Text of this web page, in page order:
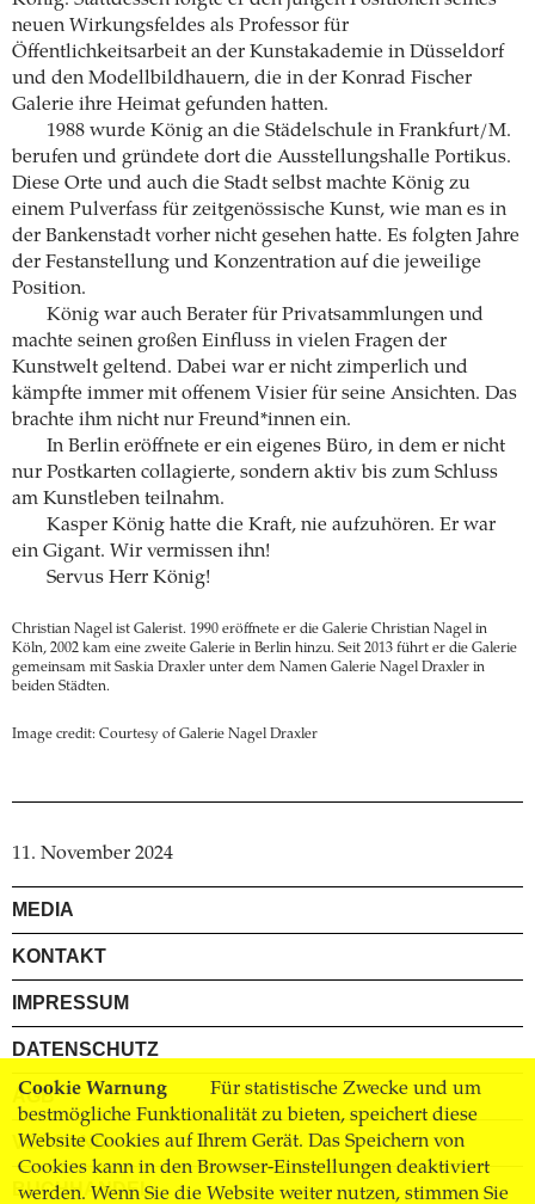
Cookie Warnung
Für statistische Zwecke und um
bestmögliche Funktionalität zu bieten, speichert diese
Website Cookies auf Ihrem Gerät. Das Speichern von
Cookies kann in den Browser-Einstellungen deaktiviert
werden. Wenn Sie die Website weiter nutzen, stimmen Sie
neuen Wirkungsfeldes als Professor für
Öffentlichkeitsarbeit an der Kunstakademie in Düsseldorf
und den Modellbildhauern, die in der Konrad Fischer
Galerie ihre Heimat gefunden hatten.
1988 wurde König an die Städelschule in Frankfurt/M.
berufen und gründete dort die Ausstellungshalle Portikus.
Diese Orte und auch die Stadt selbst machte König zu
einem Pulverfass für zeitgenössische Kunst, wie man es in
der Bankenstadt vorher nicht gesehen hatte. Es folgten Jahre
der Festanstellung und Konzentration auf die jeweilige
Position.
König war auch Berater für Privatsammlungen und
machte seinen großen Einfluss in vielen Fragen der
Kunstwelt geltend. Dabei war er nicht zimperlich und
kämpfte immer mit offenem Visier für seine Ansichten. Das
brachte ihm nicht nur Freund*innen ein.
In Berlin eröffnete er ein eigenes Büro, in dem er nicht
nur Postkarten collagierte, sondern aktiv bis zum Schluss
am Kunstleben teilnahm.
Kasper König hatte die Kraft, nie aufzuhören. Er war
ein Gigant. Wir vermissen ihn!
Servus Herr König!
Christian Nagel ist Galerist. 1990 eröffnete er die Galerie Christian Nagel in
Köln, 2002 kam eine zweite Galerie in Berlin hinzu. Seit 2013 führt er die Galerie
gemeinsam mit Saskia Draxler unter dem Namen Galerie Nagel Draxler in
beiden Städten.
Image credit: Courtesy of Galerie Nagel Draxler
11. November 2024
MEDIA
KONTAKT
IMPRESSUM
DATENSCHUTZ
AGB
VERSAND
BUCHHANDEL